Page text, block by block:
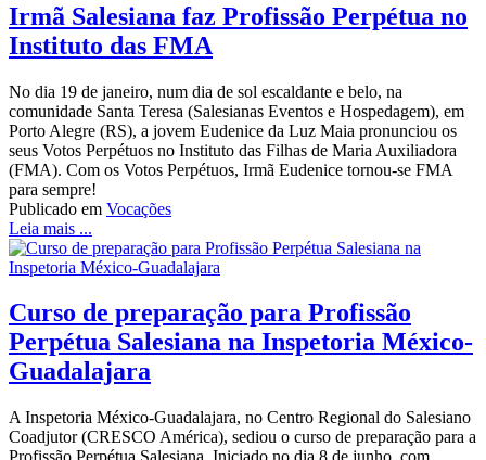
Irmã Salesiana faz Profissão Perpétua no
Instituto das FMA
No dia 19 de janeiro, num dia de sol escaldante e belo, na
comunidade Santa Teresa (Salesianas Eventos e Hospedagem), em
Porto Alegre (RS), a jovem Eudenice da Luz Maia pronunciou os
seus Votos Perpétuos no Instituto das Filhas de Maria Auxiliadora
(FMA). Com os Votos Perpétuos, Irmã Eudenice tornou-se FMA
para sempre!
Publicado em Vocações
Leia mais ...
Curso de preparação para Profissão
Perpétua Salesiana na Inspetoria México-
Guadalajara
A Inspetoria México-Guadalajara, no Centro Regional do Salesiano
Coadjutor (CRESCO América), sediou o curso de preparação para a